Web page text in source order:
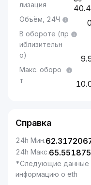
лизация
Объём, 24Ч 0
В обороте (пр
иблизительн
о)
Макс. оборо
т
Справка
24h Мин.
24h Макс.
*Следующие данные
информацию о eth